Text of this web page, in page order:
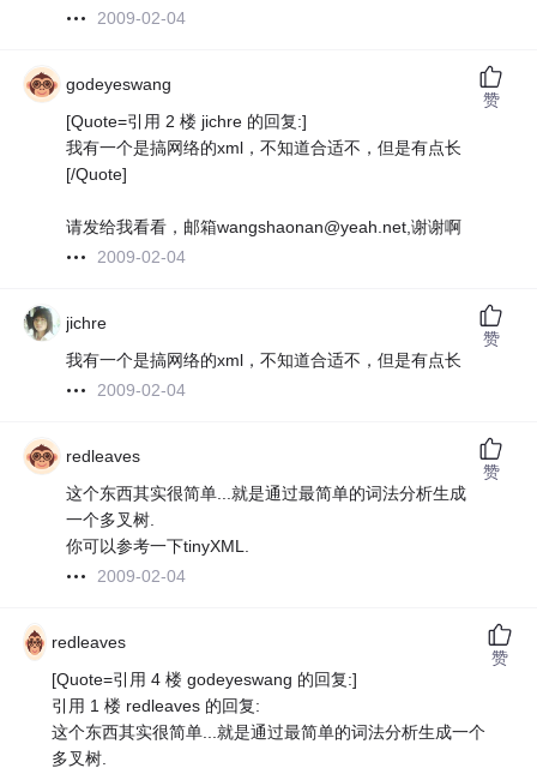
2009-02-04
godeyeswang
[Quote=引用 2 楼 jichre 的回复:]
我有一个是搞网络的xml，不知道合适不，但是有点长
[/Quote]
请发给我看看，邮箱wangshaonan@yeah.net,谢谢啊
2009-02-04
赞
jichre
我有一个是搞网络的xml，不知道合适不，但是有点长
2009-02-04
赞
redleaves
这个东西其实很简单...就是通过最简单的词法分析生成
一个多叉树.
你可以参考一下tinyXML.
2009-02-04
赞
redleaves
[Quote=引用 4 楼 godeyeswang 的回复:]
引用 1 楼 redleaves 的回复:
这个东西其实很简单...就是通过最简单的词法分析生成一个
多叉树.
赞